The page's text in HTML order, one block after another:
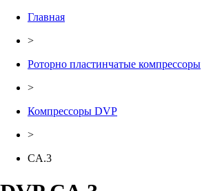
Главная
>
Роторно пластинчатые компрессоры
>
Компрессоры DVP
>
CA.3